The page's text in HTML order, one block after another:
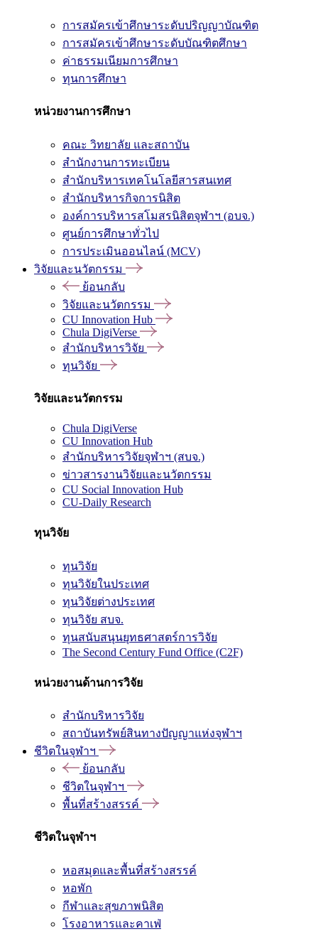
การสมัครเข้าศึกษาระดับปริญญาบัณฑิต
การสมัครเข้าศึกษาระดับบัณฑิตศึกษา
ค่าธรรมเนียมการศึกษา
ทุนการศึกษา
หน่วยงานการศึกษา
คณะ วิทยาลัย และสถาบัน
สำนักงานการทะเบียน
สำนักบริหารเทคโนโลยีสารสนเทศ
สำนักบริหารกิจการนิสิต
องค์การบริหารสโมสรนิสิตจุฬาฯ (อบจ.)
ศูนย์การศึกษาทั่วไป
การประเมินออนไลน์ (MCV)
วิจัยและนวัตกรรม
ย้อนกลับ
วิจัยและนวัตกรรม
CU Innovation Hub
Chula DigiVerse
สำนักบริหารวิจัย
ทุนวิจัย
วิจัยและนวัตกรรม
Chula DigiVerse
CU Innovation Hub
สำนักบริหารวิจัยจุฬาฯ (สบจ.)
ข่าวสารงานวิจัยและนวัตกรรม
CU Social Innovation Hub
CU-Daily Research
ทุนวิจัย
ทุนวิจัย
ทุนวิจัยในประเทศ
ทุนวิจัยต่างประเทศ
ทุนวิจัย สบจ.
ทุนสนับสนุนยุทธศาสตร์การวิจัย
The Second Century Fund Office (C2F)
หน่วยงานด้านการวิจัย
สำนักบริหารวิจัย
สถาบันทรัพย์สินทางปัญญาแห่งจุฬาฯ
ชีวิตในจุฬาฯ
ย้อนกลับ
ชีวิตในจุฬาฯ
พื้นที่สร้างสรรค์
ชีวิตในจุฬาฯ
หอสมุดและพื้นที่สร้างสรรค์
หอพัก
กีฬาและสุขภาพนิสิต
โรงอาหารและคาเฟ่